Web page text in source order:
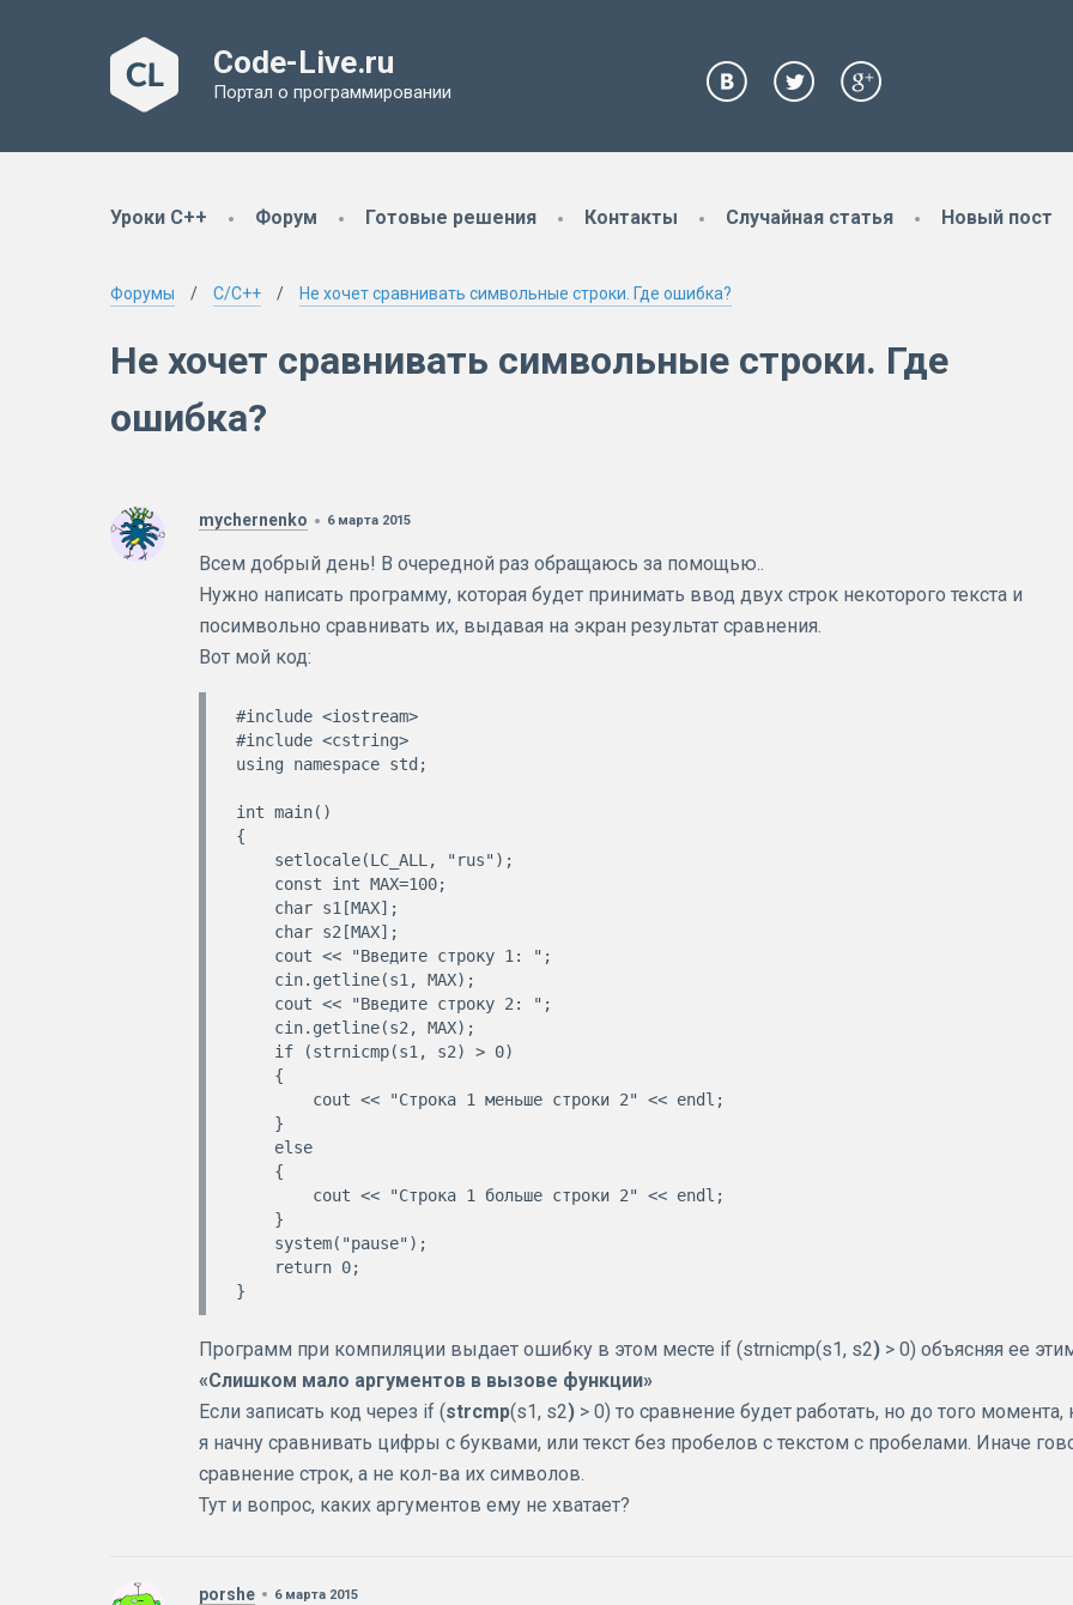
Code-Live.ru
Портал о программировании
Уроки C++ Форум Готовые решения Контакты Случайная статья Новый пост
Форумы C/C++ Не хочет сравнивать символьные строки. Где ошибка?
Не хочет сравнивать символьные строки. Где
ошибка?
mychernenko 6 марта 2015
Всем добрый день! В очередной раз обращаюсь за помощью..
Нужно написать программу, которая будет принимать ввод двух строк некоторого текста и
посимвольно сравнивать их, выдавая на экран результат сравнения.
Вот мой код:
#include <iostream>
#include <cstring>
using namespace std;
int main()
{
Программ при компиляции выдает ошибку в этом месте if (strnicmp(s1, s2) > 0) объясняя ее
«Слишком мало аргументов в вызове функции»
Если записать код через if (strcmp(s1, s2) > 0) то сравнение будет работать, но до того момента,
я начну сравнивать цифры с буквами, или текст без пробелов с текстом с пробелами. Иначе
сравнение строк, а не кол-ва их символов.
Тут и вопрос, каких аргументов ему не хватает?
porshe 6 марта 2015